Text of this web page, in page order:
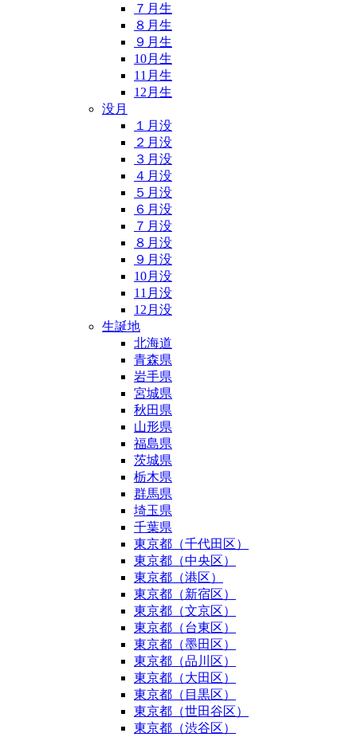
７月生
８月生
９月生
10月生
11月生
12月生
没月
１月没
２月没
３月没
４月没
５月没
６月没
７月没
８月没
９月没
10月没
11月没
12月没
生誕地
北海道
青森県
岩手県
宮城県
秋田県
山形県
福島県
茨城県
栃木県
群馬県
埼玉県
千葉県
東京都（千代田区）
東京都（中央区）
東京都（港区）
東京都（新宿区）
東京都（文京区）
東京都（台東区）
東京都（墨田区）
東京都（品川区）
東京都（大田区）
東京都（目黒区）
東京都（世田谷区）
東京都（渋谷区）